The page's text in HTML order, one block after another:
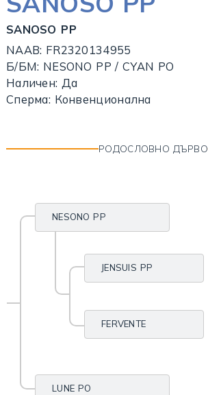
SANOSO PP
NAAB: FR2320134955
Б/БМ: NESONO PP / CYAN PO
Наличен: Да
Сперма: Конвенционална
РОДОСЛОВНО ДЪРВО
NESONO PP
JENSUIS PP
FERVENTE
LUNE PO